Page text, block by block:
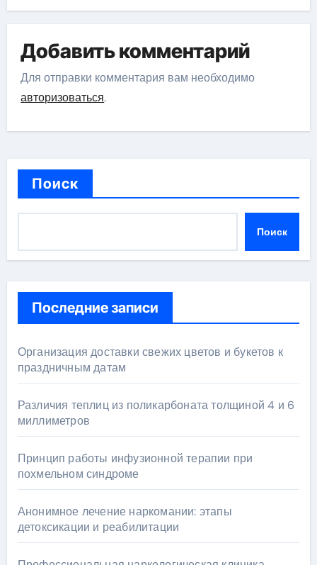
Добавить комментарий
Для отправки комментария вам необходимо
авторизоваться.
Поиск
Поиск
Последние записи
Организация доставки свежих цветов и букетов к
праздничным датам
Различия теплиц из поликарбоната толщиной 4 и 6
миллиметров
Принцип работы инфузионной терапии при
похмельном синдроме
Анонимное лечение наркомании: этапы
детоксикации и реабилитации